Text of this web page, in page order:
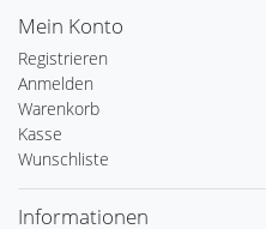
Mein Konto
Registrieren
Anmelden
Warenkorb
Kasse
Wunschliste
Informationen